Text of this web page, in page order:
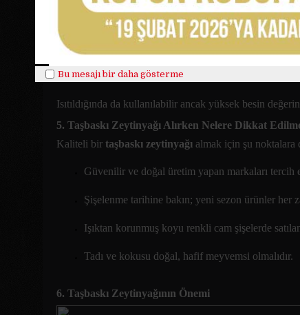
Bu mesajı bir daha gösterme
Zeytinyağlı yemeklerde,
Meze ve soğuk tabaklarda,
Isıtıldığında da kullanılabilir ancak yüksek besin
5. Taşbaskı Zeytinyağı Alırken Nelere Dikkat
Kaliteli bir taşbaskı zeytinyağı almak için şu noktalara
Güvenilir ve doğal üretim yapan markaları tercih
Şişelenme tarihine bakın; yeni sezon ürünler her
Işıktan korunmuş koyu renkli cam şişelerde
Tadı ve kokusu doğal, hafif meyvemsi olmalıdır.
6. Taşbaskı Zeytinyağının Önemi